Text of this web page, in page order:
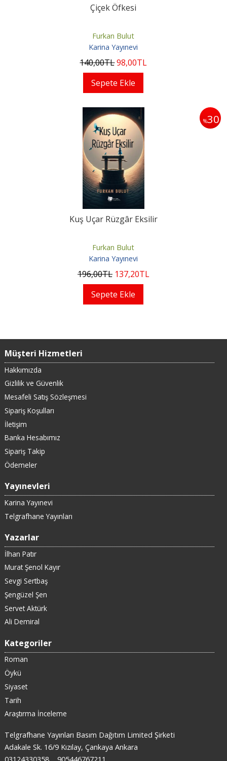
Çiçek Öfkesi
Furkan Bulut
Karina Yayınevi
140,00TL98,00TL
Sepete Ekle
%30
Kuş Uçar Rüzgâr Eksilir
Furkan Bulut
Karina Yayınevi
196,00TL 137,20TL
Sepete Ekle
Müşteri Hizmetleri
Hakkımızda
Gizlilik ve Güvenlik
Mesafeli Satış Sözleşmesi
Sipariş Koşulları
İletişim
Banka Hesabımız
Sipariş Takip
Ödemeler
Yayınevleri
Karina Yayınevi
Telgrafhane Yayınları
Yazarlar
İlhan Patır
Murat Şenol Kayır
Sevgi Sertbaş
Şengüzel Şen
Servet Aktürk
Ali Demiral
Kategoriler
Roman
Öykü
Siyaset
Tarih
Araştırma İnceleme
Telgrafhane Yayınları Basım Dağıtım Limited Şirketi
Adakale Sk. 16/9 Kızılay, Çankaya Ankara
03124330358
905446767211